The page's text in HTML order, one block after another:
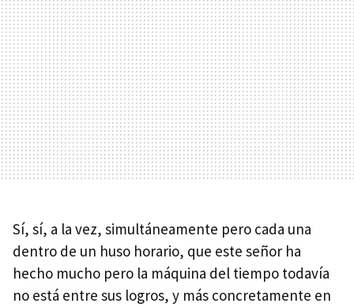
Sí, sí, a la vez, simultáneamente pero cada una
dentro de un huso horario, que este señor ha
hecho mucho pero la máquina del tiempo todavía
no está entre sus logros, y más concretamente en